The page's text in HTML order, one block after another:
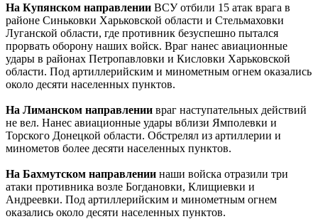
На Купянском направлении ВСУ отбили 15 атак врага в
районе Синьковки Харьковской области и Стельмаховки
Луганской области, где противник безуспешно пытался
прорвать оборону наших войск. Враг нанес авиационные
удары в районах Петропавловки и Кисловки Харьковской
области. Под артиллерийским и минометным огнем оказались
около десяти населенных пунктов.
На Лиманском направлении враг наступательных действий
не вел. Нанес авиационные удары вблизи Ямполевки и
Торского Донецкой области. Обстрелял из артиллерии и
минометов более десяти населенных пунктов.
На Бахмутском направлении наши войска отразили три
атаки противника возле Богдановки, Клищиевки и
Андреевки. Под артиллерийским и минометным огнем
оказались около десяти населенных пунктов.